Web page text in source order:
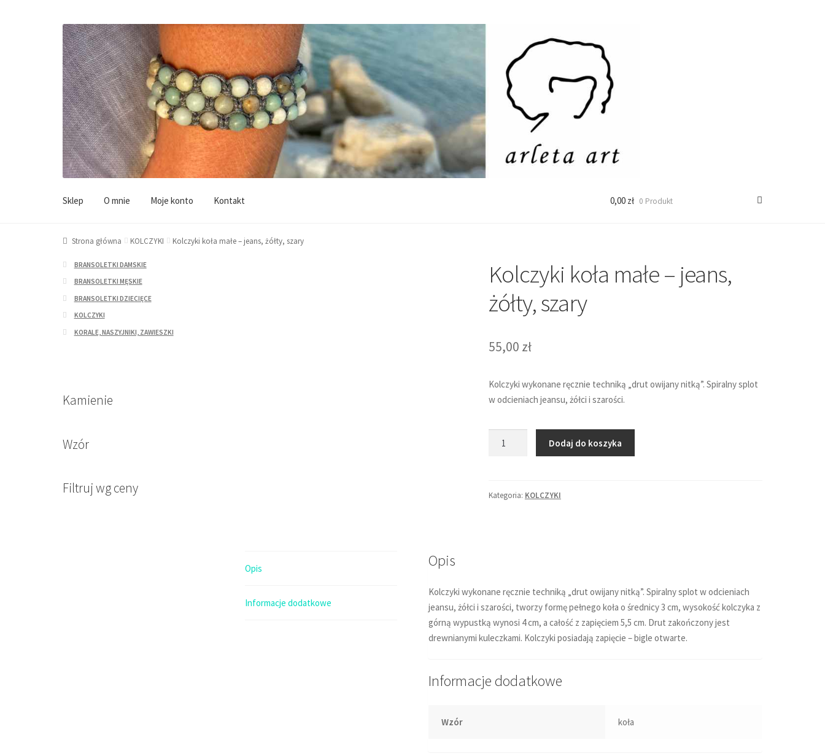
do
do
Sklep O mnie Moje konto Kontakt 0,00 zł 0 Produkt
Strona główna KOLCZYKI Kolczyki koła małe – jeans, żółty, szary
Kolczyki koła małe – jeans,
żółty, szary
55,00 zł
Kolczyki wykonane ręcznie techniką „drut owijany nitką”. Spiralny splot
w odcieniach jeansu, żółci i szarości.
-
Dodaj do koszyka
Kategoria: KOLCZYKI
Opis
Informacje dodatkowe
Opis
Kolczyki wykonane ręcznie techniką „drut owijany nitką”. Spiralny splot w odcieniach
jeansu, żółci i szarości, tworzy formę pełnego koła o średnicy 3 cm, wysokość kolczyka z
górną wypustką wynosi 4 cm, a całość z zapięciem 5,5 cm. Drut zakończony jest
drewnianymi kuleczkami. Kolczyki posiadają zapięcie – bigle otwarte.
Informacje dodatkowe
Wzór koła
BRANSOLETKI DAMSKIE
BRANSOLETKI MĘSKIE
BRANSOLETKI DZIECIĘCE
KOLCZYKI
KORALE, NASZYJNIKI, ZAWIESZKI
Kamienie
Wzór
Filtruj wg ceny